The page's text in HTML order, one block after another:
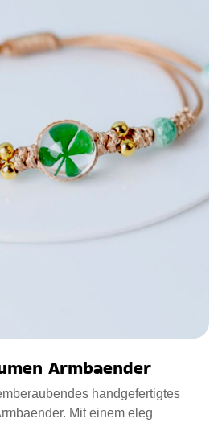
Armbaender
handgefertigtes
Mit einem eleg